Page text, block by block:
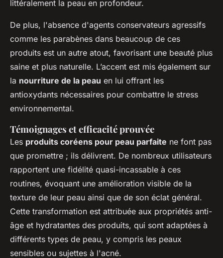
littéralement la peau en profondeur.
De plus, l'absence d'agents conservateurs agressifs
comme les parabènes dans beaucoup de ces
produits est un autre atout, favorisant une beauté plus
saine et plus naturelle. L’accent est mis également sur
la nourriture de la peau en lui offrant les
antioxydants nécessaires pour combattre le stress
environnemental.
Témoignages et efficacité prouvée
Les produits coréens pour peau parfaite ne font pas
que promettre ; ils délivrent. De nombreux utilisateurs
rapportent une fidélité quasi-incassable à ces
routines, évoquant une amélioration visible de la
texture de leur peau ainsi que de son éclat général.
Cette transformation est attribuée aux propriétés anti-
âge et hydratantes des produits, qui sont adaptées à
différents types de peau, y compris les peaux
sensibles ou sujettes à l'acné.